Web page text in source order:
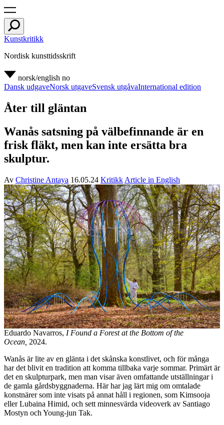
Kunstkritikk
Nordisk kunsttidsskrift
norsk/english no
Dansk udgaveNorsk utgaveSvensk utgåvaInternational edition
Åter till gläntan
Wanås satsning på välbefinnande är en
frisk fläkt, men kan inte ersätta bra
skulptur.
Av Christine Antaya 16.05.24 Kritikk Article in English
Eduardo Navarros, I Found a Forest at the Bottom of the
Ocean, 2024.
Wanås är lite av en glänta i det skånska konstlivet, och för många
har det blivit en tradition att komma tillbaka varje sommar. Primärt är
det en skulpturpark, men man visar även omfattande utställningar i
de gamla gårdsbyggnaderna. Här har jag lärt mig om omtalade
konstnärer som inte visats på annat håll i regionen, som Kimsooja
eller Lubaina Himid, och sett minnesvärda videoverk av Santiago
Mostyn och Young-jun Tak.